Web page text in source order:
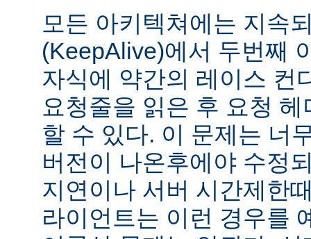
모든 아키텍쳐에는 지속
(KeepAlive)에서 두번째
자식에 약간의 레이스 컨
요청줄을 읽은 후 요청
할 수 있다. 이 문제는 너
버전이 나온후에야 수정
지연이나 서버 시간제한
라이언트는 이런 경우를